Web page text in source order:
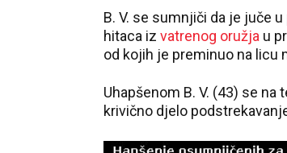
B. V. se sumnjiči da je juče
hitaca iz vatrenog oružja u
od kojih je preminuo na licu
Uhapšenom B. V. (43) se
krivično djelo